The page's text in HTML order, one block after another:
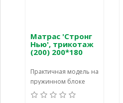
Матрас 'Стронг
Нью', трикотаж
(200) 200*180
Практичная модель на
пружинном блоке
'Multipocket', у матраса